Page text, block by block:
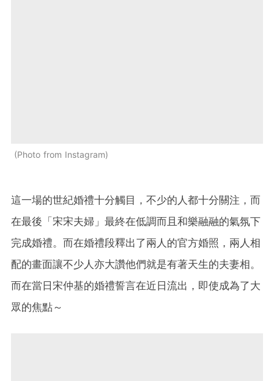
Photo from Instagram
這一場的世紀婚禮十分觸目，不少的人都十分關注，而
在最後「宋宋夫婦」最終在低調而且和樂融融的氣氛下
完成婚禮。而在婚禮段釋出了兩人的官方婚照，兩人相
配的畫面讓不少人亦大讚他們就是有著天生的夫妻相。
而在當日宋仲基的婚禮誓言在近日流出，即使成為了大
眾的焦點～